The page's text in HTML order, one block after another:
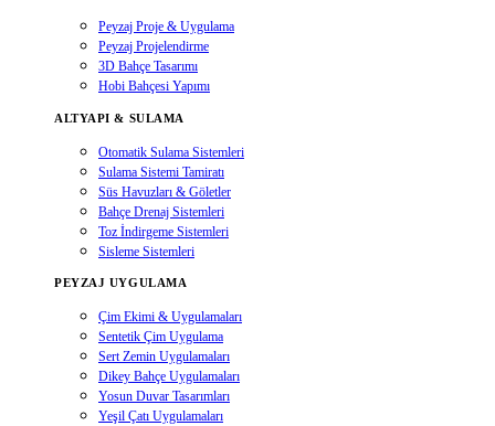
Peyzaj Proje & Uygulama
Peyzaj Projelendirme
3D Bahçe Tasarımı
Hobi Bahçesi Yapımı
ALTYAPI & SULAMA
Otomatik Sulama Sistemleri
Sulama Sistemi Tamiratı
Süs Havuzları & Göletler
Bahçe Drenaj Sistemleri
Toz İndirgeme Sistemleri
Sisleme Sistemleri
PEYZAJ UYGULAMA
Çim Ekimi & Uygulamaları
Sentetik Çim Uygulama
Sert Zemin Uygulamaları
Dikey Bahçe Uygulamaları
Yosun Duvar Tasarımları
Yeşil Çatı Uygulamaları